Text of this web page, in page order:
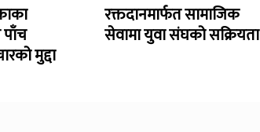
मुद्दा
रक्तदानमार्फत सामाजिक
सेवामा युवा संघको सक्रियता